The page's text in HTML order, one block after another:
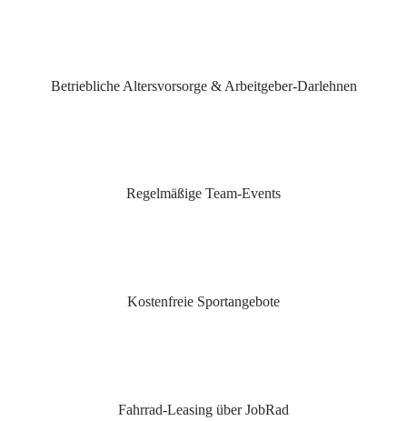
Betriebliche Altersvorsorge & Arbeitgeber-Darlehnen
Regelmäßige Team-Events
Kostenfreie Sportangebote
Fahrrad-Leasing über JobRad